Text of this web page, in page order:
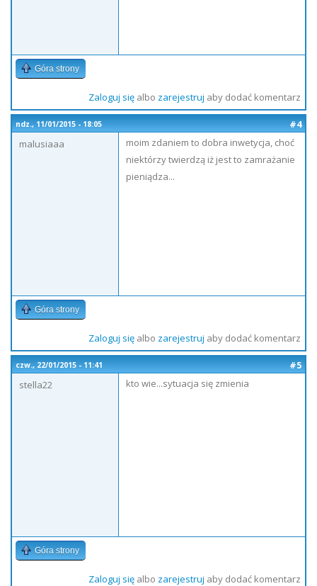
Góra strony
Zaloguj sięalbo zarejestruj aby dodać komentarz
ndz., 11/01/2015 - 18:05
#4
malusiaaa
moim zdaniem to dobra inwetycja, choć
niektórzy twierdzą iż jest to zamrażanie
pieniądza...
Góra strony
Zaloguj sięalbo zarejestruj aby dodać komentarz
czw., 22/01/2015 - 11:41
#5
stella22
kto wie...sytuacja się zmienia
Góra strony
Zaloguj sięalbo zarejestruj aby dodać komentarz